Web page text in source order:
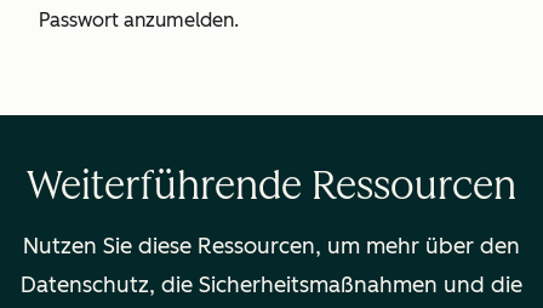
Passwort anzumelden.
Weiterführende Ressourcen
Nutzen Sie diese Ressourcen, um mehr über den
Datenschutz, die Sicherheitsmaßnahmen und die